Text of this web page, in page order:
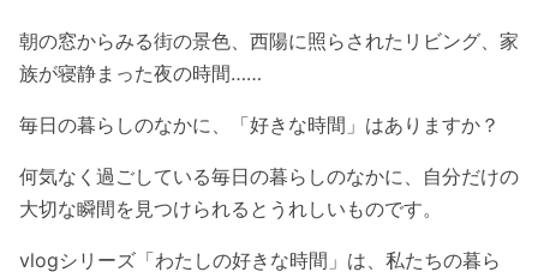
朝の窓からみる街の景色、西陽に照らされたリビング、家
族が寝静まった夜の時間……
毎日の暮らしのなかに、「好きな時間」はありますか？
何気なく過ごしている毎日の暮らしのなかに、自分だけの
大切な瞬間を見つけられるとうれしいものです。
vlogシリーズ「わたしの好きな時間」は、私たちの暮ら